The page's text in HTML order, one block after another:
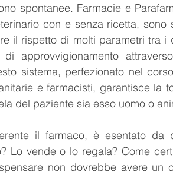
spontanee. Farmacie e
con e senza ricetta, sono
il rispetto di molti parametri tra i
approvvigionamento
sistema, perfezionato nel
e farmacisti, garantisce la
del paziente sia esso uomo o
il farmaco, è esentato da
Lo vende o lo regala? Come
non dovrebbe avere un